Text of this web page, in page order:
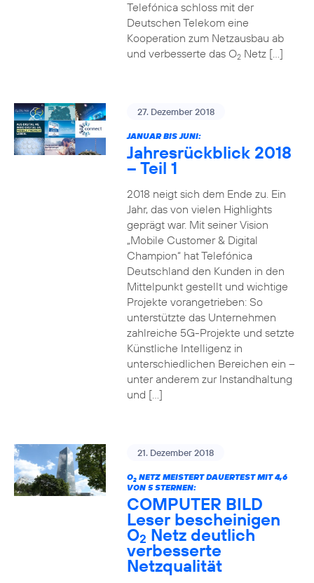
Telefónica schloss mit der
Deutschen Telekom eine
Kooperation zum Netzausbau ab
und verbesserte das O2Netz […]
27. Dezember 2018
JANUAR BIS JUNI:
Jahresrückblick 2018
– Teil 1
2018 neigt sich dem Ende zu. Ein
Jahr, das von vielen Highlights
geprägt war. Mit seiner Vision
„Mobile Customer & Digital
Champion“ hat Telefónica
Deutschland den Kunden in den
Mittelpunkt gestellt und wichtige
Projekte vorangetrieben: So
unterstützte das Unternehmen
zahlreiche 5G-Projekte und setzte
Künstliche Intelligenz in
unterschiedlichen Bereichen ein –
unter anderem zur Instandhaltung
und […]
21. Dezember 2018
O2NETZ MEISTERT DAUERTEST MIT 4,6
VON 5 STERNEN:
COMPUTER BILD
Leser bescheinigen
O2 Netz deutlich
verbesserte
Netzqualität